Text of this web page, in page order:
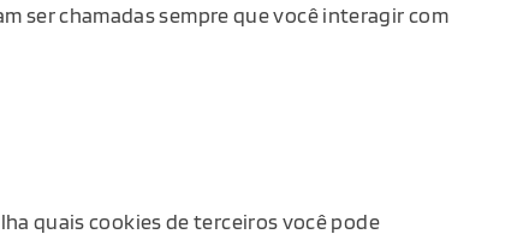
ser chamadas sempre que você interagir com
quais cookies de terceiros você pode